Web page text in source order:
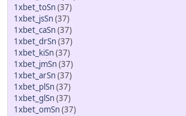
1xbet_toSn(37)
1xbet_jsSn(37)
1xbet_caSn(37)
1xbet_drSn(37)
1xbet_kiSn(37)
1xbet_jmSn(37)
1xbet_arSn(37)
1xbet_plSn(37)
1xbet_glSn(37)
1xbet_omSn(37)